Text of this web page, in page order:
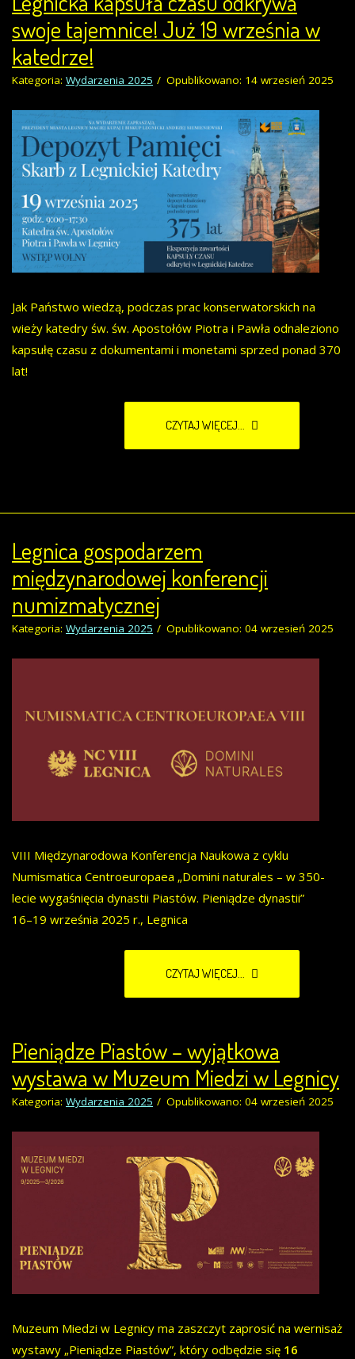
swoje tajemnice! Już 19 września w
katedrze!
Kategoria: Wydarzenia 2025 Opublikowano: 14 wrzesień 2025
Jak Państwo wiedzą, podczas prac konserwatorskich na
wieży katedry św. św. Apostołów Piotra i Pawła odnaleziono
kapsułę czasu z dokumentami i monetami sprzed ponad 370
lat!
CZYTAJ WIĘCEJ...
Legnica gospodarzem
międzynarodowej konferencji
numizmatycznej
Kategoria: Wydarzenia 2025 Opublikowano: 04 wrzesień 2025
VIII Międzynarodowa Konferencja Naukowa z cyklu
Numismatica Centroeuropaea „Domini naturales – w 350-
lecie wygaśnięcia dynastii Piastów. Pieniądze dynastii”
16–19 września 2025 r., Legnica
CZYTAJ WIĘCEJ...
Pieniądze Piastów – wyjątkowa
wystawa w Muzeum Miedzi w Legnicy
Kategoria: Wydarzenia 2025 Opublikowano: 04 wrzesień 2025
Muzeum Miedzi w Legnicy ma zaszczyt zaprosić na wernisaż
wystawy „Pieniądze Piastów”, który odbędzie się 16